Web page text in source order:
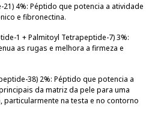
21) 4%: Péptido que potencia a atividade
e fibronectina.
1 + Palmitoyl Tetrapeptide-7) 3%:
as rugas e melhora a firmeza e
38) 2%: Péptido que potencia a
da matriz da pele para uma
particularmente na testa e no contorno